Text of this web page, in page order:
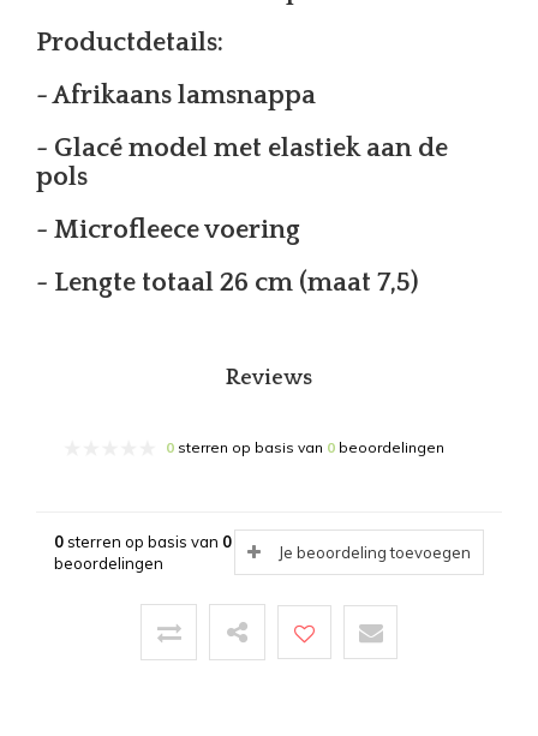
Productdetails:
- Afrikaans lamsnappa
- Glacé model met elastiek aan de
pols
- Microfleece voering
- Lengte totaal 26 cm (maat 7,5)
Reviews
0 sterren op basis van 0 beoordelingen
0sterren op basis van 0
beoordelingen
Je beoordeling toevoegen